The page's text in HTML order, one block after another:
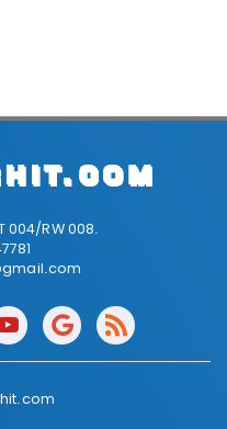
004/RW 008.